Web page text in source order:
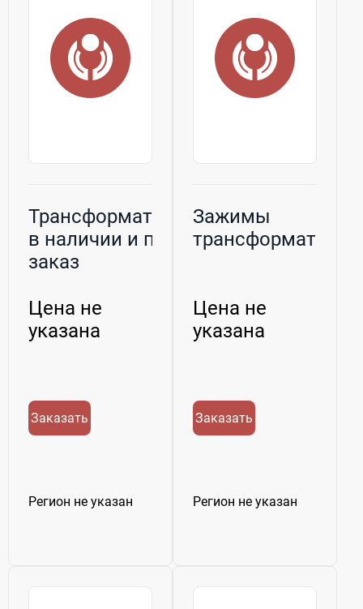
Трансформаторы
в наличии и под
заказ
Цена не
указана
Заказать
Регион не указан
Зажимы
Цена не
указана
Заказать
Регион не указан